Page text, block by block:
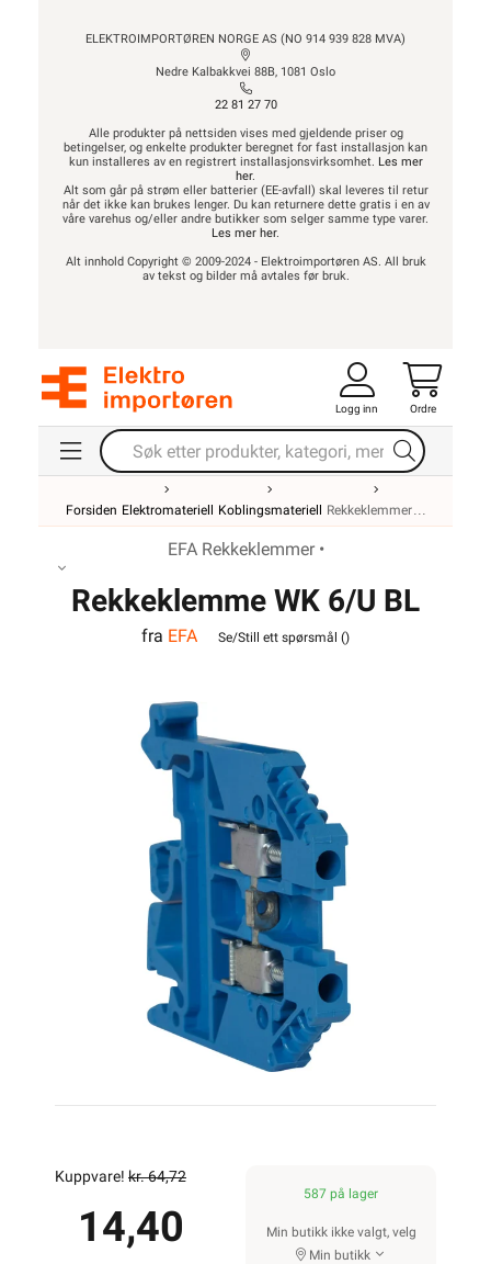
ELEKTROIMPORTØREN NORGE AS (NO 914 939 828 MVA)
Nedre Kalbakkvei 88B, 1081 Oslo
22 81 27 70
Alle produkter på nettsiden vises med gjeldende priser og
betingelser, og enkelte produkter beregnet for fast installasjon kan
kun installeres av en registrert installasjonsvirksomhet. Les mer
her.
Alt som går på strøm eller batterier (EE-avfall) skal leveres til retur
når det ikke kan brukes lenger. Du kan returnere dette gratis i en av
våre varehus og/eller andre butikker som selger samme type varer.
Les mer her.
Alt innhold Copyright © 2009-2024 - Elektroimportøren AS. All bruk
av tekst og bilder må avtales før bruk.
Logg inn Ordre
Forsiden Elektromateriell Koblingsmateriell Rekkeklemmer
EFA Rekkeklemmer •
Rekkeklemme WK 6/U BL
VO
fra EFA Se/Still ett spørsmål ()
Kuppvare! kr. 64,72
14,40
587 på lager
Min butikk ikke valgt, velg
Min butikk